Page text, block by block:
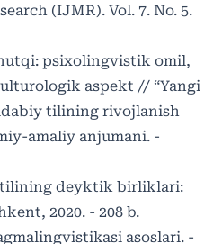
(IJMR). Vol. 7. No. 5.
psixolingvistik omil,
aspekt // “Yangi
tilining rivojlanish
amaliy anjumani. -
tilining deyktik birliklari:
2020. - 208 b.
asoslari. -